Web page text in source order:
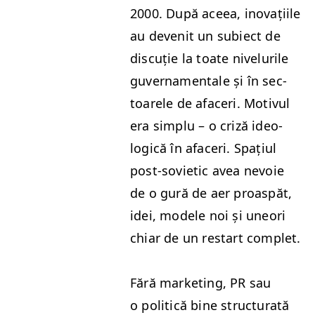
2000. După aceea, ino­vați­ile
au devenit un subiect de
dis­cuție la toate nivelurile
guver­na­men­tale și în sec­
toarele de afac­eri. Motivul
era sim­plu – o criză ide­o­
log­ică în afac­eri. Spați­ul
post-sovi­et­ic avea nevoie
de o gură de aer proaspăt,
idei, mod­ele noi și une­ori
chiar de un restart complet.
Fără mar­ket­ing, PR sau
o politică bine struc­turată